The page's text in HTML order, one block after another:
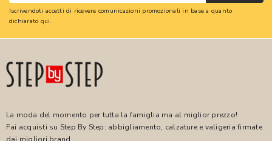
Iscrivendoti accetti di ricevere comunicazioni promozionali in base a quanto
dichiarato qui.
La moda del momento per tutta la famiglia ma al miglior prezzo!
Fai acquisti su Step By Step: abbigliamento, calzature e valigeria firmate